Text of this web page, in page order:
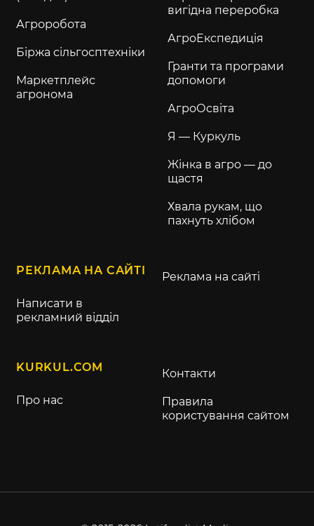
Агроробота
Біржа сільгосптехніки
Маркетплейс
агронома
вигідна переробка
АгроЕкспедиція
Гранти та програми
допомоги
АгроОсвіта
Я — Куркуль
Жінка в агро — до
щастя
Хвала рукам, що
пахнуть хлібом
РЕКЛАМА НА САЙТІ
Написати в
рекламний відділ
Реклама на сайті
KURKUL.COM
Про нас
Контакти
Правила
користування сайтом